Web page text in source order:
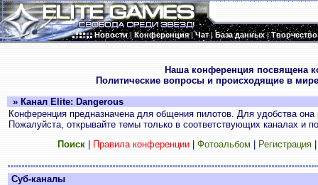
Новости|Конференция|Чат|База данных|Творчество
Наша конференция посвящена
Политические вопросы и происходящие в
» Канал Elite: Dangerous
Конференция предназначена для общения пилотов. Для удобства
Пожалуйста, открывайте темы только в соответствующих каналах и
Поиск| Правила конференции| Фотоальбом Регистрация
Суб-каналы